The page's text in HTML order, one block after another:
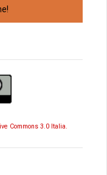
Commons 3.0 Italia.